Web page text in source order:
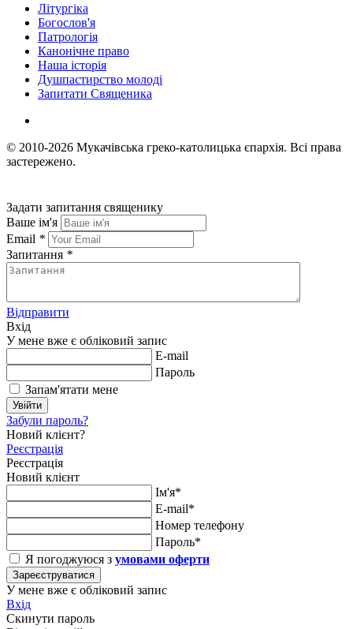
Літургіка
Богослов'я
Патрологія
Канонічне право
Наша історія
Душпастирство молоді
Запитати Священика
© 2010-2026 Мукачівська греко-католицька єпархія. Всі права
застережено.
Задати запитання священику
Ваше ім'я
Email *
Запитання *
Відправити
Вхід
У мене вже є обліковий запис
E-mail
Пароль
Запам'ятати мене
Увійти
Забули пароль?
Новий клієнт?
Реєстрація
Реєстрація
Новий клієнт
Ім'я*
E-mail*
Номер телефону
Пароль*
Я погоджуюся з умовами оферти
Зареєструватися
У мене вже є обліковий запис
Вхід
Скинути пароль